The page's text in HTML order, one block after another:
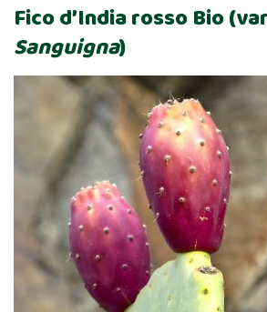
Fico d’India rosso Bio
Sanguigna)